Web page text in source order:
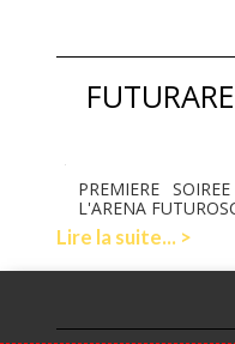
PREMIERE
L'ARENA
Lire la suite... >